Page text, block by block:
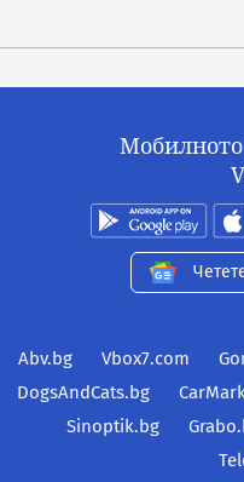
Abv.bg Vbox7.com
DogsAndCats.bg
Sinoptik.bg